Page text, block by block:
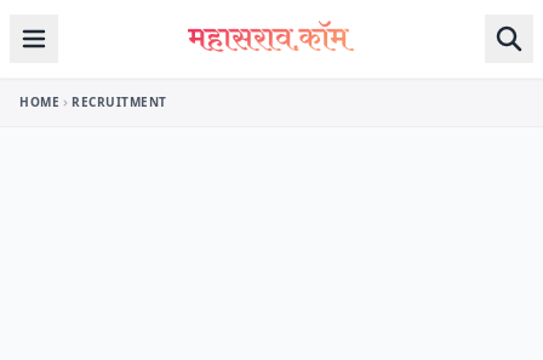
Skip to content
HOME RECRUITMENT